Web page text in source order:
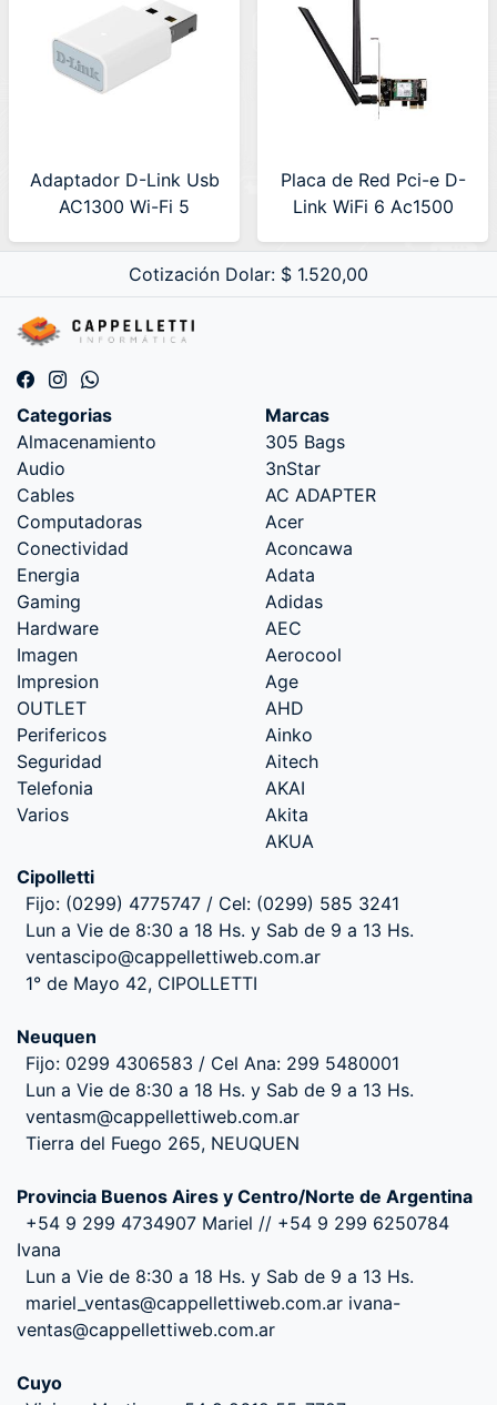
Adaptador D-Link Usb
AC1300 Wi-Fi 5
Placa de Red Pci-e D-
Link WiFi 6 Ac1500
(DWA-X582)
Cotización Dolar: $ 1.520,00
Categorias
Almacenamiento
Audio
Cables
Computadoras
Conectividad
Energia
Gaming
Hardware
Imagen
Impresion
OUTLET
Perifericos
Seguridad
Telefonia
Varios
Marcas
305 Bags
3nStar
AC ADAPTER
Acer
Aconcawa
Adata
Adidas
AEC
Aerocool
Age
AHD
Ainko
Aitech
AKAI
Akita
AKUA
Cipolletti
Fijo: (0299) 4775747 / Cel: (0299) 585 3241
Lun a Vie de 8:30 a 18 Hs. y Sab de 9 a 13 Hs.
ventascipo@cappellettiweb.com.ar
1° de Mayo 42, CIPOLLETTI
Neuquen
Fijo: 0299 4306583 / Cel Ana: 299 5480001
Lun a Vie de 8:30 a 18 Hs. y Sab de 9 a 13 Hs.
ventasm@cappellettiweb.com.ar
Tierra del Fuego 265, NEUQUEN
Provincia Buenos Aires y Centro/Norte de Argentina
+54 9 299 4734907 Mariel // +54 9 299 6250784
Ivana
Lun a Vie de 8:30 a 18 Hs. y Sab de 9 a 13 Hs.
mariel_ventas@cappellettiweb.com.ar ivana-
ventas@cappellettiweb.com.ar
Cuyo